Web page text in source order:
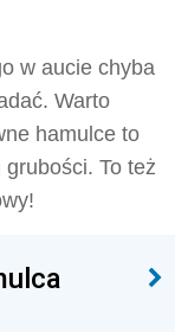
w aucie chyba
Warto
hamulce to
To też